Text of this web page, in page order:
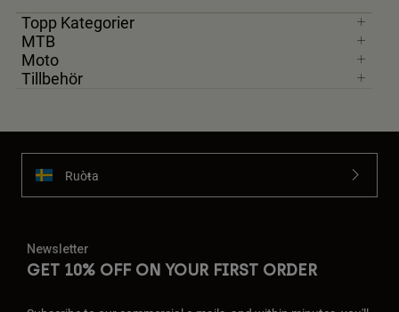
Topp Kategorier
MTB
Moto
Tillbehör
Ruoŧŧa
Newsletter
GET 10% OFF ON YOUR FIRST ORDER